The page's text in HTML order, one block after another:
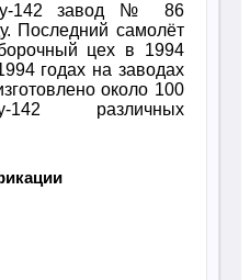
142 завод № 86
Последний самолёт
цех в 1994
годах на заводах
около 100
142 различных